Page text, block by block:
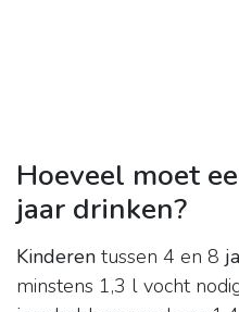
Hoeveel moet
jaar drinken?
Kinderen tussen 4 en 8
minstens 1,3 l vocht